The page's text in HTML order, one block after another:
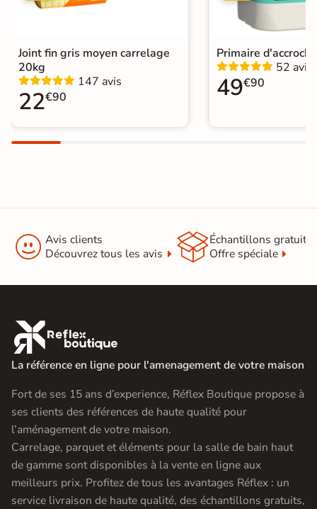
Plancher
Conditionnement Boite
Choix
Carrelage design|
Carrelage grand format et XXL
Joint fin gris moyen carrelage
20kg
147 avis
22€90
Primaire
52 avis
49€90
 Avis clients
Découvrez tous les avis
Échantillons gratuit
Offre spéciale

La référence en ligne pour l'amenagement de votre maison
Fort de ses 15 ans d’experience, Réflex Boutique propose à
ses clients des références de haute qualité pour
l’aménagement de votre maison.
Carrelage, parquet et éléments pour la salle de bain haut
de gamme sont disponibles à la vente en ligne aux
meilleurs prix. Profitez de tous les avantages Réflex : un
service livraison de haute qualité, des échantillons gratuits,